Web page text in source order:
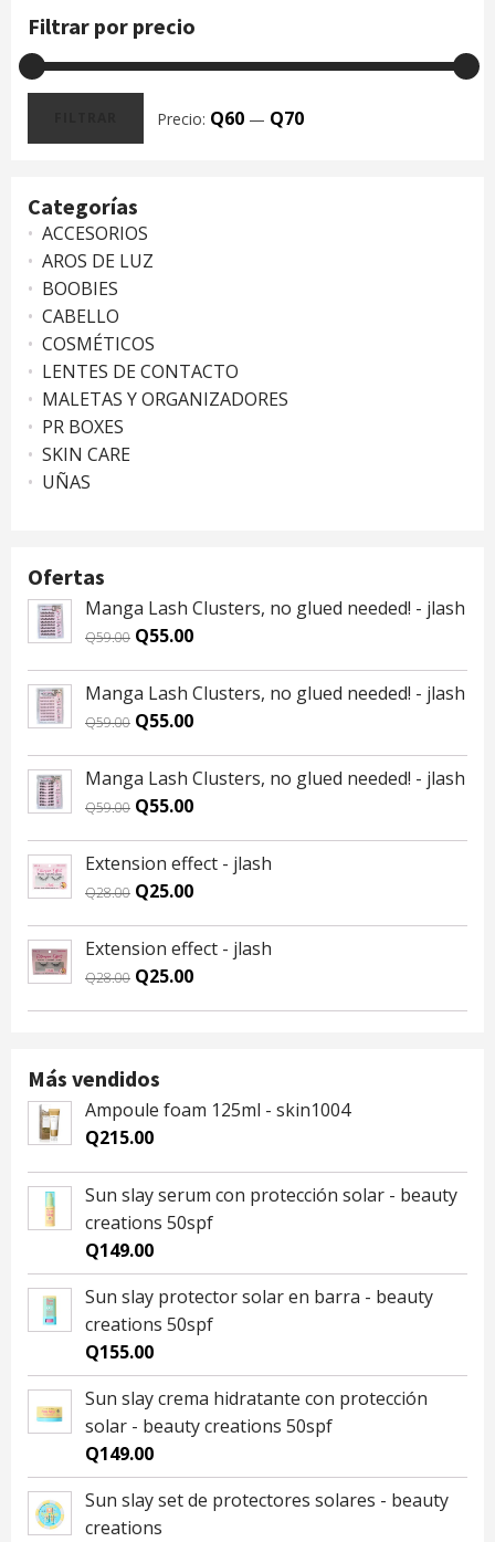
Filtrar por precio
Precio
Precio
Precio: Q60 — Q70
Categorías
ACCESORIOS
AROS DE LUZ
BOOBIES
CABELLO
COSMÉTICOS
LENTES DE CONTACTO
MALETAS Y ORGANIZADORES
PR BOXES
SKIN CARE
UÑAS
Ofertas
Manga Lash Clusters, no glued needed! - jlash
Q59.00 Original
was:
Q59.00.
Q55.00Current
is:
Q55.00.
Manga Lash Clusters, no glued needed! - jlash
Q59.00 Original
was:
Q59.00.
Q55.00Current
is:
Q55.00.
Manga Lash Clusters, no glued needed! - jlash
Q59.00 Original
was:
Q59.00.
Q55.00Current
is:
Q55.00.
Extension effect - jlash
Q28.00 Original
was:
Q28.00.
Q25.00Current
is:
Q25.00.
Extension effect - jlash
Q28.00 Original
Q25.00Current
Más vendidos
Ampoule foam 125ml - skin1004
Q215.00
Sun slay serum con protección solar - beauty
creations 50spf
Q149.00
Sun slay protector solar en barra - beauty
creations 50spf
Q155.00
Sun slay crema hidratante con protección
solar - beauty creations 50spf
Q149.00
Sun slay set de protectores solares - beauty
creations